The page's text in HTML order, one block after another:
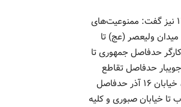
وی درباره ممنوعیت‌های توقف در معابر منتهی به برگزاری مراسم راهپیمایی روز قدس ۱۴۰۳ نیز گفت: ممنوعیت‌های
کشاورز حدفاصل میدان ولیعصر (عج) تا
حدفاصل جمهوری تا
حدفاصل تقاطع
خیابان انقلاب تا بلوار کشاورز، خیابان قدس حدفاصل تقاطع خیابان انقلاب تا بلوار کشاورز، خیابان ۱۶ آذر حدفاصل
تا خیابان صبوری و کلیه